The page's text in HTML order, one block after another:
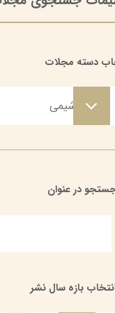
دسته مجلات
مجلات شیمی
مجلات شیمی
در عنوان
بازه سال نشر